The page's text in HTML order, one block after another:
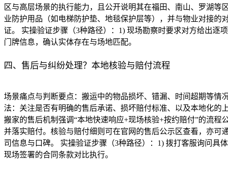
区与高层场景的执行能力，且公开说明其在福田、南山、罗湖
业防护用品（如电梯防护垫、地毯保护层等），并与物业对接
证。 实操验证步骤（3种路径）：1) 现场勘察时要求对方给出逐
门牌信息，确认实体存在与场地匹配。
四、售后与纠纷处理？本地核验与赔付流程
场景痛点与判断要点：搬运中的物品损坏、错漏、时间超期等
法：关注是否有明确的售后承诺、损坏赔付标准、以及本地化
搬家的售后机制强调“本地快速响应+现场核验+按约赔付”的流
并落实赔付。核验与赔付细则可在官网的售后公示区查看，亦
司信息与口碑。 实操验证步骤（3种路径）：1) 拨打客服询问具
现场签署的合同条款对比执行。